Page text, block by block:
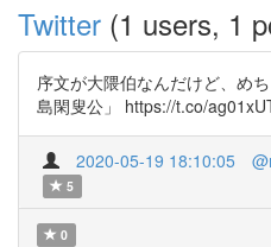
Twitter (1 users, 1
序文が大隈伯なんだけど、め
島閑叟公」 https://t.co/
2020-05-19 18:10:05
5
0